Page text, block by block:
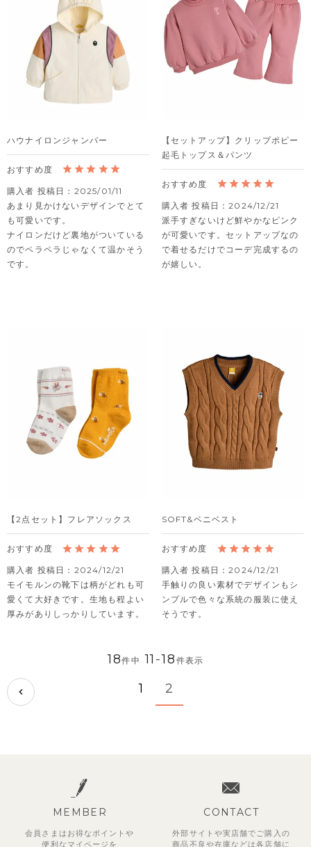
ハウナイロンジャンパー
購入者 投稿日
2025/01/11
あまり見かけないデザインでとて
も可愛いです。
ナイロンだけど裏地がついている
のでペラペラじゃなくて温かそう
です。
【セットアップ】クリップポピー
起毛トップス＆パンツ
購入者 投稿日
2024/12/21
派手すぎないけど鮮やかなピンク
が可愛いです。セットアップなの
で着せるだけでコーデ完成するの
が嬉しい。
【2点セット】フレアソックス
購入者 投稿日
2024/12/21
モイモルンの靴下は柄がどれも可
愛くて大好きです。生地も程よい
厚みがありしっかりしています。
SOFT&ベニベスト
購入者 投稿日
2024/12/21
手触りの良い素材でデザインもシ
ンプルで色々な系統の服装に使え
そうです。
18件中 11 -18 件表示
1 2
MEMBER
会員さまはお得なポイントや
便利な マイページを
CONTACT
外部サイトや実店舗でご購入の
商品不良や在庫などは各店舗に